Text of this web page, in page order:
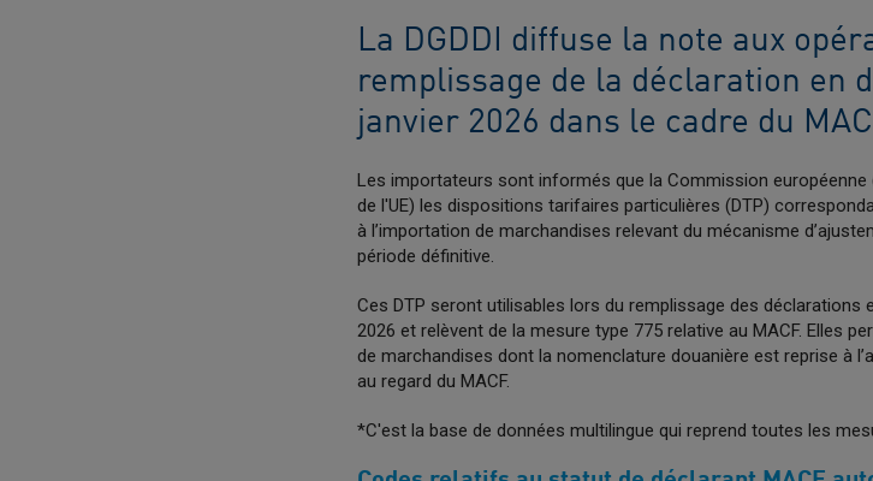
La DGDDI diffuse la note aux
remplissage de la déclaration en
janvier 2026 dans le cadre du
Les importateurs sont informés que la Commission européenne
de l'UE) les dispositions tarifaires particulières (DTP)
à l’importation de marchandises relevant du mécanisme
période définitive.
Ces DTP seront utilisables lors du remplissage des déclarations
2026 et relèvent de la mesure type 775 relative au MACF. Elles
de marchandises dont la nomenclature douanière est reprise à
au regard du MACF.
*C'est la base de données multilingue qui reprend toutes les